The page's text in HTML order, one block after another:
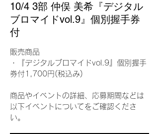
10/4 3部 仲俣 美希『デジタル
ブロマイドvol.9』個別握手券
付
販売商品
・『デジタルブロマイドvol.9』個別握手
券付1,700円(税込み)
商品やイベントの詳細、応募期間などは
以下イベントについてをご確認くださ
い。